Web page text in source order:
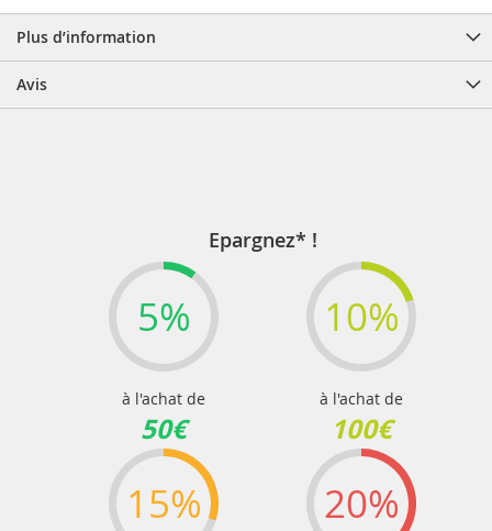
Plus d’information
Avis
Epargnez* !
5%
à l'achat de
50€
10%
à l'achat de
100€
15% 20%